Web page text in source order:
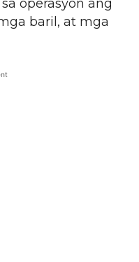
operasyon ang
baril, at mga